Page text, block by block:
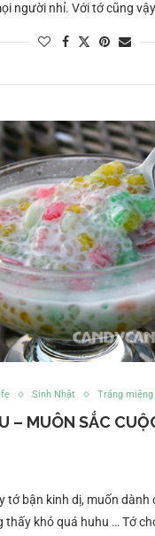
người nhỉ. Với tớ cũng
Sinh Nhật Tráng miệng
– MUÔN SẮC
tớ bận kinh dị, muốn
thấy khó quá huhu … Tớ